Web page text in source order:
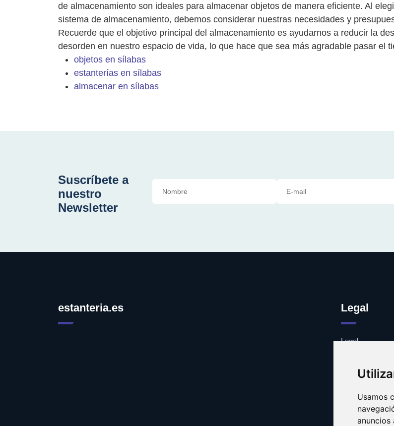
Usamos
anuncios
de almacenamiento son ideales para almacenar objetos de manera eficiente. Al
sistema de almacenamiento, debemos considerar nuestras necesidades y
Recuerde que el objetivo principal del almacenamiento es ayudarnos a reducir la
desorden en nuestro espacio de vida, lo que hace que sea más agradable pasar el
objetos en sílabas
estanterías en sílabas
almacenar en sílabas
Suscríbete a
nuestro
Newsletter
estanteria.es Legal
Legal
Contacto